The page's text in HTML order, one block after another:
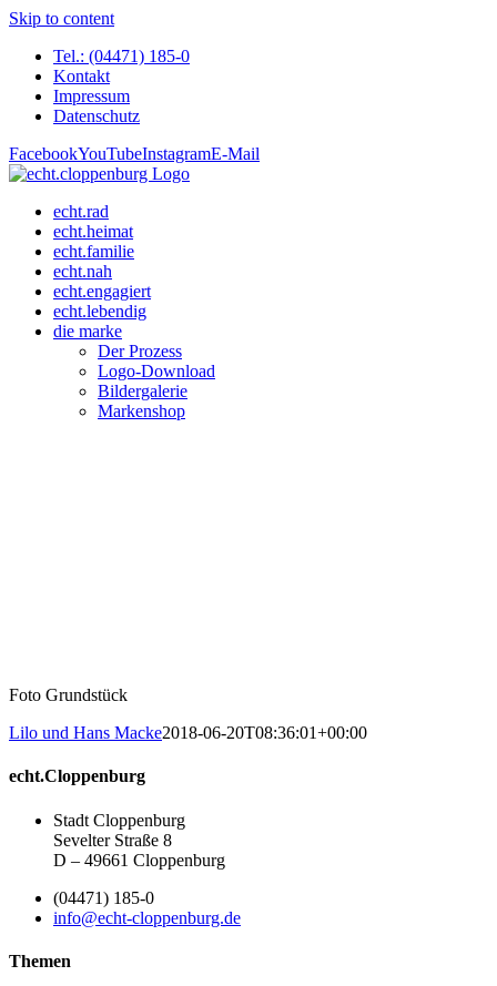
Skip to content
Tel.: (04471) 185-0
Kontakt
Impressum
Datenschutz
FacebookYouTubeInstagramE-Mail
echt.rad
echt.heimat
echt.familie
echt.nah
echt.engagiert
echt.lebendig
die marke
Der Prozess
Logo-Download
Bildergalerie
Markenshop
Foto Grundstück
Lilo und Hans Macke2018-06-20T08:36:01+00:00
echt.Cloppenburg
Stadt Cloppenburg
Sevelter Straße 8
D – 49661 Cloppenburg
(04471) 185-0
info@echt-cloppenburg.de
Themen